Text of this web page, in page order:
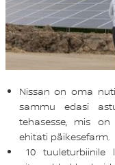
Nissan on oma
sammu edasi
tehasesse, mis on
ehitati päikesefarm.
10 tuuleturbiinile